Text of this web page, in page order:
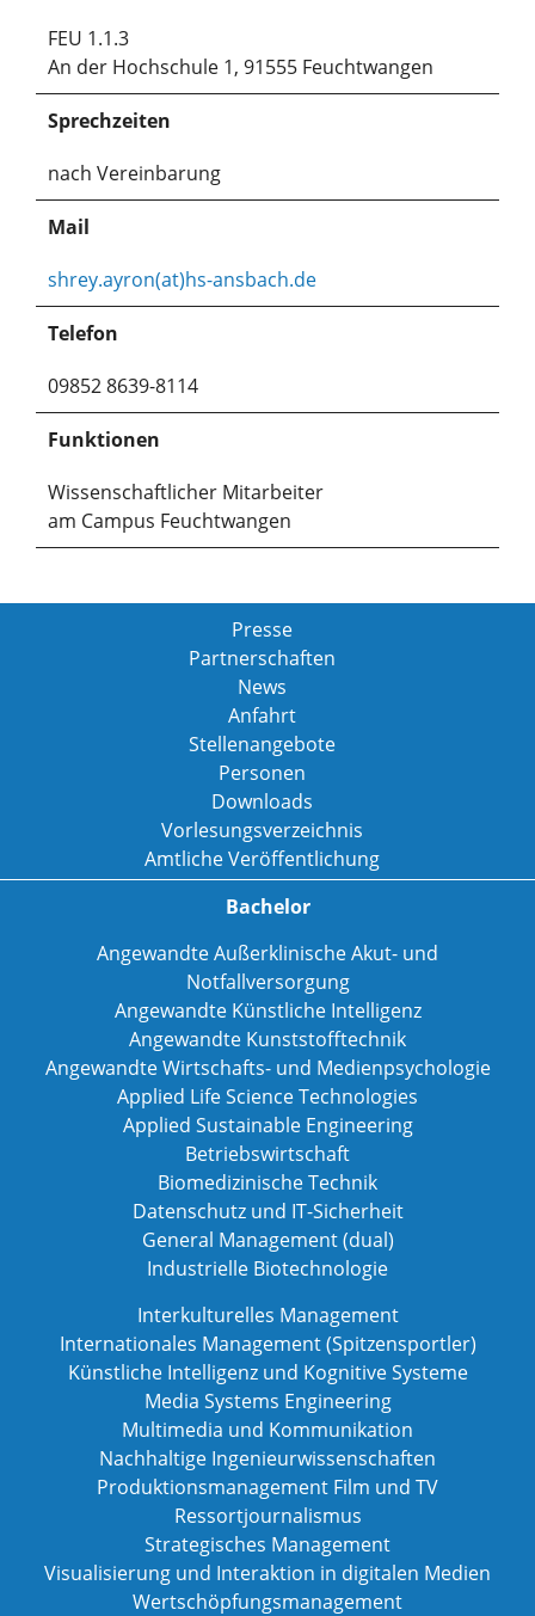
FEU 1.1.3
An der Hochschule 1, 91555 Feuchtwangen
Sprechzeiten
nach Vereinbarung
Mail
shrey.ayron(at)hs-ansbach.de
Telefon
09852 8639-8114
Funktionen
Wissenschaftlicher Mitarbeiter
am Campus Feuchtwangen
Presse
Partnerschaften
News
Anfahrt
Stellenangebote
Personen
Downloads
Vorlesungsverzeichnis
Amtliche Veröffentlichung
Bachelor
Angewandte Außerklinische Akut- und
Notfallversorgung
Angewandte Künstliche Intelligenz
Angewandte Kunststofftechnik
Angewandte Wirtschafts- und Medienpsychologie
Applied Life Science Technologies
Applied Sustainable Engineering
Betriebswirtschaft
Biomedizinische Technik
Datenschutz und IT-Sicherheit
General Management (dual)
Industrielle Biotechnologie
Interkulturelles Management
Internationales Management (Spitzensportler)
Künstliche Intelligenz und Kognitive Systeme
Media Systems Engineering
Multimedia und Kommunikation
Nachhaltige Ingenieurwissenschaften
Produktionsmanagement Film und TV
Ressortjournalismus
Strategisches Management
Visualisierung und Interaktion in digitalen Medien
Wertschöpfungsmanagement